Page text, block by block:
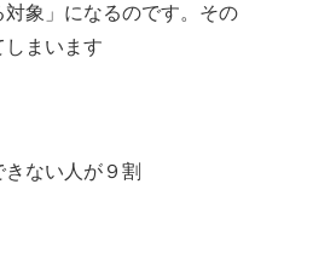
象」になるのです。その
しまいます
ない人が９割